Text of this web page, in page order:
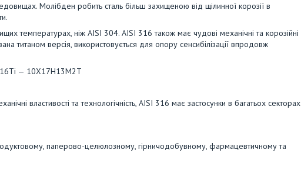
Молібден робить сталь більш захищеною від щілинної корозії в
температурах, ніж AISI 304. AISI 316 також має чудові механічні та корозійні
титаном версія, використовується для опору сенсибілізації впродовж
— 10Х17Н13М2Т
властивості та технологічність, AISI 316 має застосунки в багатьох секторах
паперово-целюлозному, гірничодобувному, фармацевтичному та